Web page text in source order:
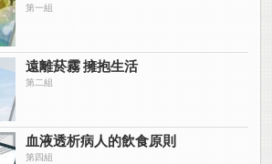
第一組
遠離菸霧 擁抱生活
第二組
血液透析病人的飲食原則
第四組